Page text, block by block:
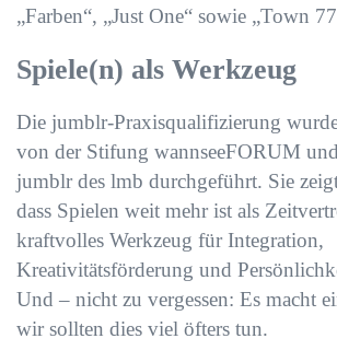
„Farben“, „Just One“ sowie „Town
Spiele(n) als Werkzeug
Die jumblr-Praxisqualifizierung
von der Stifung wannseeFORUM
jumblr des lmb durchgeführt. Sie
dass Spielen weit mehr ist als
kraftvolles Werkzeug für Integration,
Kreativitätsförderung und
Und – nicht zu vergessen: Es macht
wir sollten dies viel öfters tun.